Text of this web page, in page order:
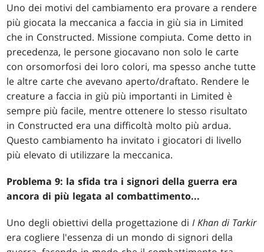
Uno dei motivi del cambiamento era provare a rendere
più giocata la meccanica a faccia in giù sia in Limited
che in Constructed. Missione compiuta. Come detto in
precedenza, le persone giocavano non solo le carte
con orsomorfosi dei loro colori, ma spesso anche tutte
le altre carte che avevano aperto/draftato. Rendere le
creature a faccia in giù più importanti in Limited è
sempre più facile, mentre ottenere lo stesso risultato
in Constructed era una difficoltà molto più ardua.
Questo cambiamento ha invitato i giocatori di livello
più elevato di utilizzare la meccanica.
Problema 9: la sfida tra i signori della guerra era
ancora di più legata al combattimento...
Uno degli obiettivi della progettazione diI Khan di Tarkir
era cogliere l'essenza di un mondo di signori della